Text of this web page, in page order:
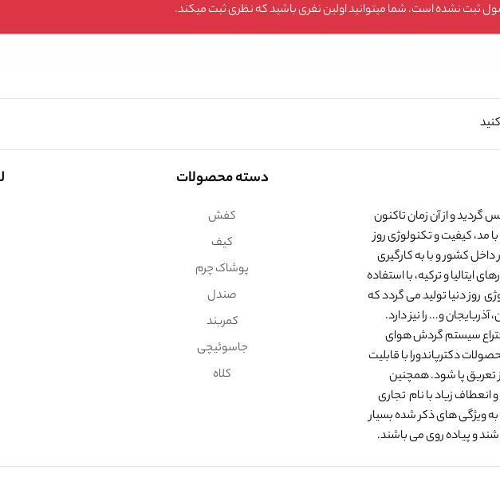
ثبت نشده است. شما میتوانید اولین نفری باشید که نظری ثبت میکند.
ایران تاسیس گردید و از آن زمان تاکنون
مد، کیفیت و تکنولوژی روز
کشور و با به کارگیری
ایتالیا و ترکیه، با استفاده
روز دنیا تولید می گردد که
و... را نیز دارد.
اختراع سیستم گردش هوای
دکترپاندورا با قابلیت
تعریق پا شود. همچنین
زیاد با نام تجاری
ویژگی های ذکر شده بسیار
و پیاده روی می باشند.
دسته محصولات
کفش
کیف
پوشاک چرم
صندل
کمربند
جاسوئیچی
کلاه